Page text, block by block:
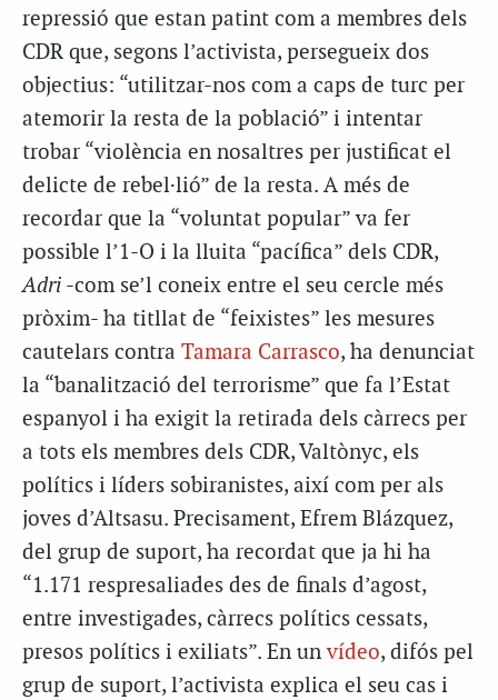
repressió que estan patint com a membres dels
CDR que, segons l’activista, persegueix dos
objectius: “utilitzar-nos com a caps de turc per
atemorir la resta de la població” i intentar
trobar “violència en nosaltres per justificat el
delicte de rebel·lió” de la resta. A més de
recordar que la “voluntat popular” va fer
possible l’1-O i la lluita “pacífica” dels CDR,
Adri -com se’l coneix entre el seu cercle més
pròxim- ha titllat de “feixistes” les mesures
cautelars contra Tamara Carrasco, ha denunciat
la “banalització del terrorisme” que fa l’Estat
espanyol i ha exigit la retirada dels càrrecs per
a tots els membres dels CDR, Valtònyc, els
polítics i líders sobiranistes, així com per als
joves d’Altsasu. Precisament, Efrem Blázquez,
del grup de suport, ha recordat que ja hi ha
“1.171 respresaliades des de finals d’agost,
entre investigades, càrrecs polítics cessats,
presos polítics i exiliats”. En unvídeo, difós pel
grup de suport, l’activista explica el seu cas i